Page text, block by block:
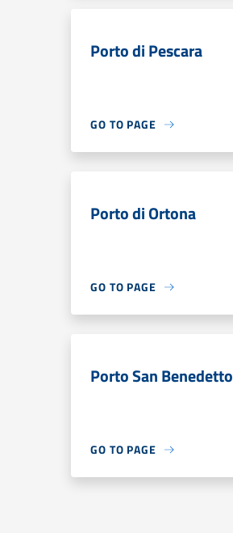
Porto di Pescara
GO TO PAGE
Porto di Ortona
GO TO PAGE
Porto San Benedetto
GO TO PAGE